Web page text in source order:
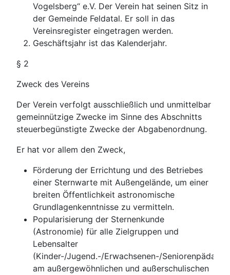
Vogelsberg“ e.V. Der Verein hat seinen Sitz in
der Gemeinde Feldatal. Er soll in das
Vereinsregister eingetragen werden.
Geschäftsjahr ist das Kalenderjahr.
§ 2
Zweck des Vereins
Der Verein verfolgt ausschließlich und unmittelbar
gemeinnützige Zwecke im Sinne des Abschnitts
steuerbegünstigte Zwecke der Abgabenordnung.
Er hat vor allem den Zweck,
Förderung der Errichtung und des Betriebes
einer Sternwarte mit Außengelände, um einer
breiten Öffentlichkeit astronomische
Grundlagenkenntnisse zu vermitteln.
Popularisierung der Sternenkunde
(Astronomie) für alle Zielgruppen und
Lebensalter
(Kinder-/Jugend.-/Erwachsenen-/
am außergewöhnlichen und außerschulischen